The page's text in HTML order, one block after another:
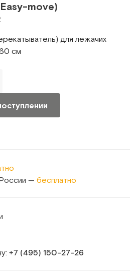
move)
для лежачих
см
— бесплатно
+7 (495) 150‑27‑26